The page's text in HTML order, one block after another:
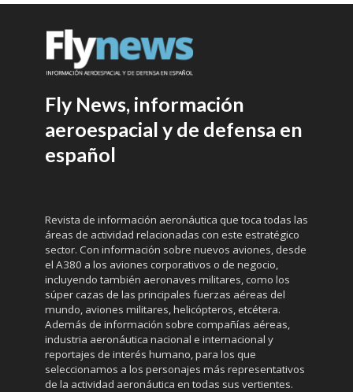
Fly News, información
aeroespacial y de defensa en
español
Revista de información aeronáutica que toca todas las
áreas de actividad relacionadas con este estratégico
sector. Con información sobre nuevos aviones, desde
el A380 a los aviones corporativos o de negocio,
incluyendo también aeronaves militares, como los
súper cazas de las principales fuerzas aéreas del
mundo, aviones militares, helicópteros, etcétera.
Además de información sobre compañías aéreas,
industria aeronáutica nacional e internacional y
reportajes de interés humano, para los que
seleccionamos a los personajes más representativos
de la actividad aeronáutica en todas sus vertientes.